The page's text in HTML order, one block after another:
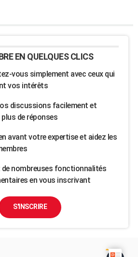
EN QUELQUES CLICS
vous simplement avec ceux qui
vos intérêts
discussions facilement et
de réponses
avant votre expertise et aidez les
nombreuses fonctionnalités
en vous inscrivant
S'INSCRIRE